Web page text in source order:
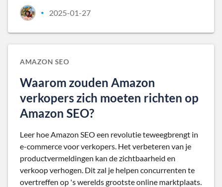
• 2025-01-27
AMAZON SEO
Waarom zouden Amazon
verkopers zich moeten richten op
Amazon SEO?
Leer hoe Amazon SEO een revolutie teweegbrengt in
e-commerce voor verkopers. Het verbeteren van je
productvermeldingen kan de zichtbaarheid en
verkoop verhogen. Dit zal je helpen concurrenten te
overtreffen op 's werelds grootste online marktplaats.